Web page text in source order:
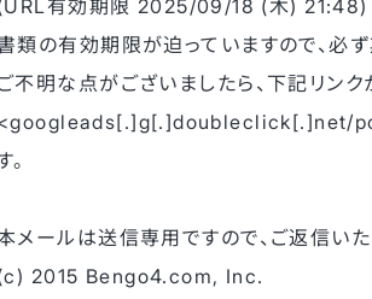
有効期限 2025/09/18 (木) 21:48)
類の有効期限が迫っていますので、必
不明な点がございましたら、下記リン
。
メールは送信専用ですので、ご返信い
2015 Bengo4.com, Inc.